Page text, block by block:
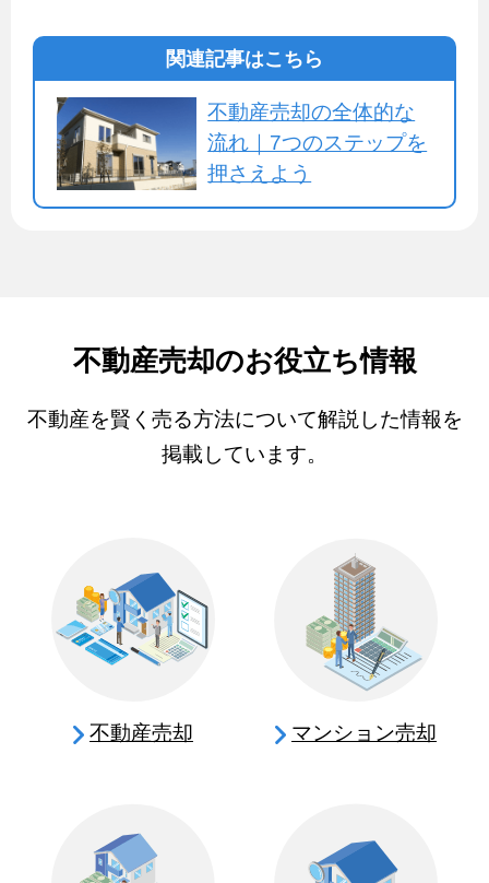
関連記事はこちら
不動産売却の全体的な
流れ｜7つのステップを
押さえよう
不動産売却のお役立ち情報
不動産を賢く売る方法について解説した情報を
掲載しています。
不動産売却 マンション売却